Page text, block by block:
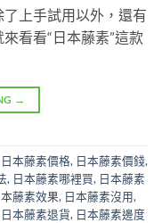
上手試用以外，還有
看看“日本藤素”這款
→
日本藤素價格, 日本藤素價錢,
, 日本藤素哪裡買, 日本藤素
藤素效果, 日本藤素沒用,
日本藤素退貨, 日本藤素邊度